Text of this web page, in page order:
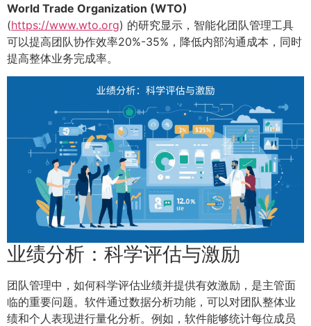
World Trade Organization (WTO)
(https://www.wto.org) 的研究显示，智能化团队管理工具
可以提高团队协作效率20%-35%，降低内部沟通成本，同时
提高整体业务完成率。
业绩分析：科学评估与激励
团队管理中，如何科学评估业绩并提供有效激励，是主管面
临的重要问题。软件通过数据分析功能，可以对团队整体业
绩和个人表现进行量化分析。例如，软件能够统计每位成员